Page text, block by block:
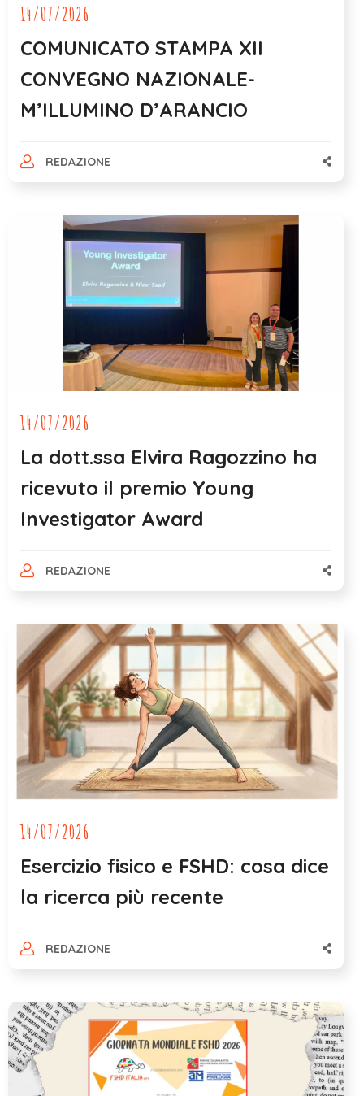
14/07/2026
COMUNICATO STAMPA XII
CONVEGNO NAZIONALE-
M’ILLUMINO D’ARANCIO
REDAZIONE
14/07/2026
La dott.ssa Elvira Ragozzino ha
ricevuto il premio Young
Investigator Award
REDAZIONE
14/07/2026
Esercizio fisico e FSHD: cosa dice
la ricerca più recente
REDAZIONE